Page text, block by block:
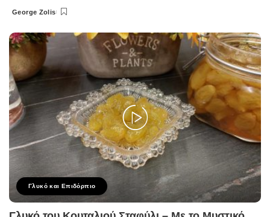
Posted
George Zolis
Γλυκό και Επιδόρπιο